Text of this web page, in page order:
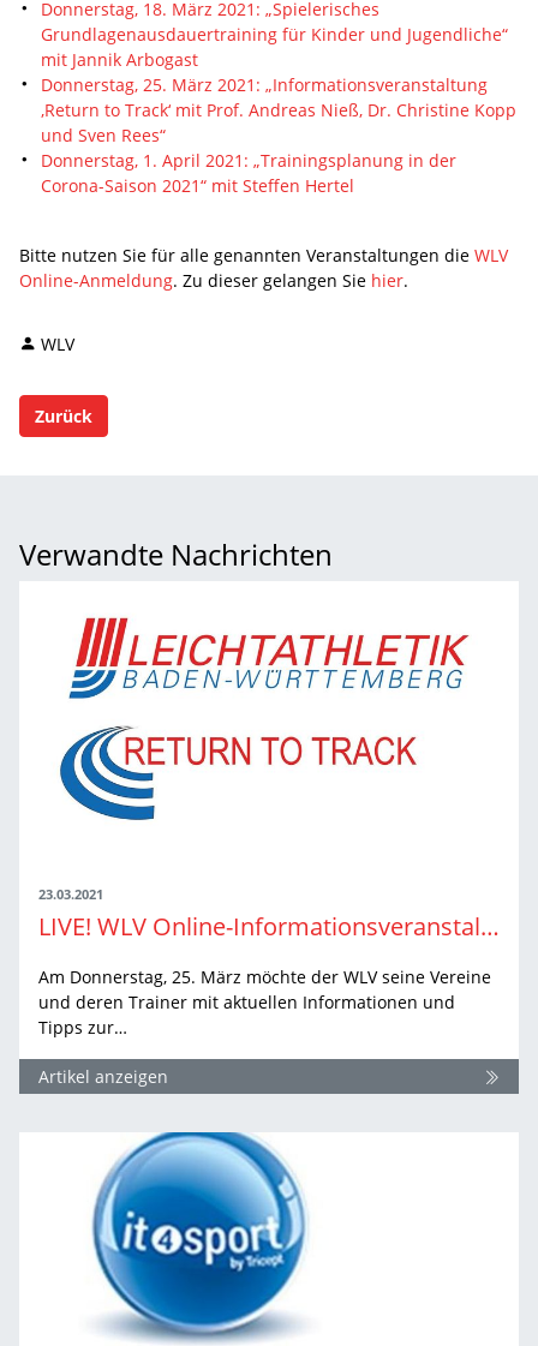
Donnerstag, 18. März 2021: „Spielerisches
Grundlagenausdauertraining für Kinder und Jugendliche“
mit Jannik Arbogast
Donnerstag, 25. März 2021: „Informationsveranstaltung
‚Return to Track‘ mit Prof. Andreas Nieß, Dr. Christine Kopp
und Sven Rees“
Donnerstag, 1. April 2021: „Trainingsplanung in der
Corona-Saison 2021“ mit Steffen Hertel
Bitte nutzen Sie für alle genannten Veranstaltungen die WLV
Online-Anmeldung. Zu dieser gelangen Sie hier.
WLV
Zurück
Verwandte Nachrichten
23.03.2021
LIVE! WLV Online-Informationsveranstaltung und Talk-Runde zum Wiedereinstieg ins Vereinstraining
Am Donnerstag, 25. März möchte der WLV seine Vereine
und deren Trainer mit aktuellen Informationen und
Tipps zur…
Artikel anzeigen